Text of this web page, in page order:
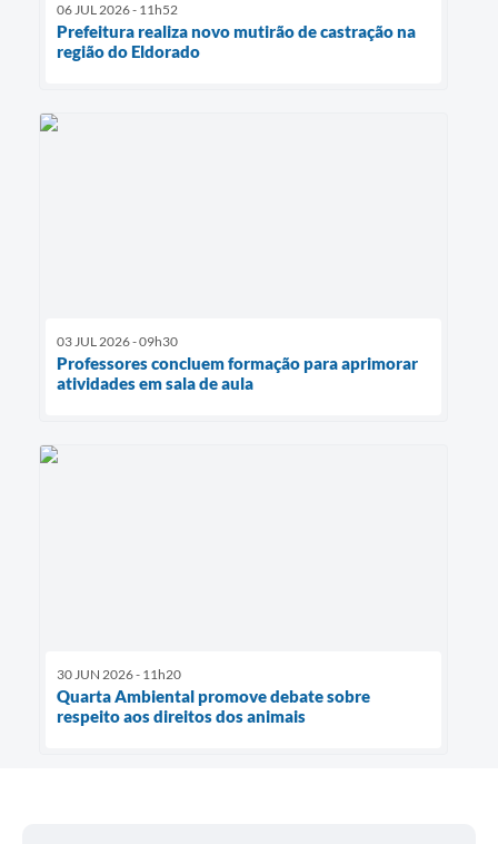
06 JUL 2026 - 11h52
Prefeitura realiza novo mutirão de castração na
região do Eldorado
03 JUL 2026 - 09h30
Professores concluem formação para aprimorar
atividades em sala de aula
30 JUN 2026 - 11h20
Quarta Ambiental promove debate sobre
respeito aos direitos dos animais